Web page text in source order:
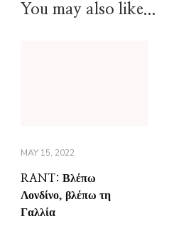
You may also like...
MAY 15, 2022
RANT: Βλέπω
Λονδίνο, βλέπω τη
Γαλλία